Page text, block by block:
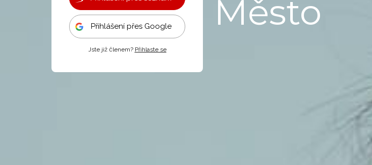
Přihlášení přes Google
Jste již členem? Přihlaste se
Město